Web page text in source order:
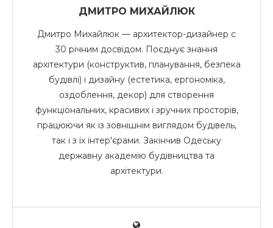
ДМИТРО МИХАЙЛЮК
Дмитро Михайлюк — архитектор-дизайнер с
30 річним досвідом. Поєднує знання
архітектури (конструктив, планування, безпека
будівлі) і дизайну (естетика, ергономіка,
оздоблення, декор) для створення
функціональних, красивих і зручних просторів,
працюючи як із зовнішнім виглядом будівель,
так і з їх інтер'єрами. Закінчив Одеську
державну академію будівництва та
архітектури.